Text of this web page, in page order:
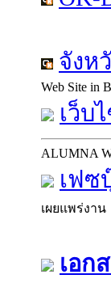
จังห
Web Site in
เว็บ
ALUMNA
เฟซ
เผยแพร่งาน
เอก